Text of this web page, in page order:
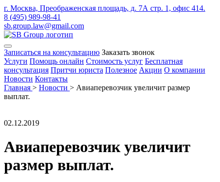
г. Москва, Преображенская площадь, д. 7А стр. 1, офис 414.
8 (495) 989-98-41
sb.group.law@gmail.com
Записаться на консультацию Заказать звонок
Услуги Помощь онлайн Стоимость услуг Бесплатная
консультация Притчи юриста Полезное Акции О компании
Новости Контакты
Главная > Новости > Авиаперевозчик увеличит размер
выплат.
02.12.2019
Авиаперевозчик увеличит
размер выплат.